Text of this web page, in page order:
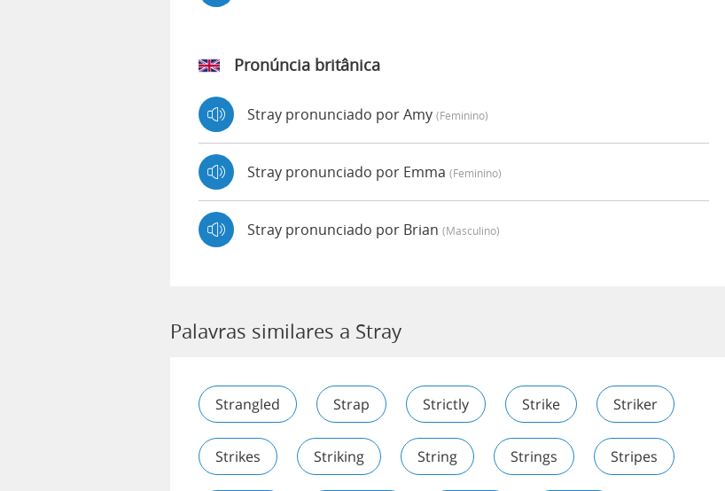
Pronúncia britânica
Stray pronunciado por Amy (feminino)
Stray pronunciado por Emma (feminino)
Stray pronunciado por Brian (masculino)
Palavras similares a Stray
Strangled Strap Strictly Strike Striker
Strikes Striking String Strings Stripes